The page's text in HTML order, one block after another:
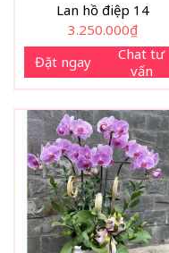
Lan hồ điệp 14
3.250.000₫
Đặt ngay
Chat tư
vấn